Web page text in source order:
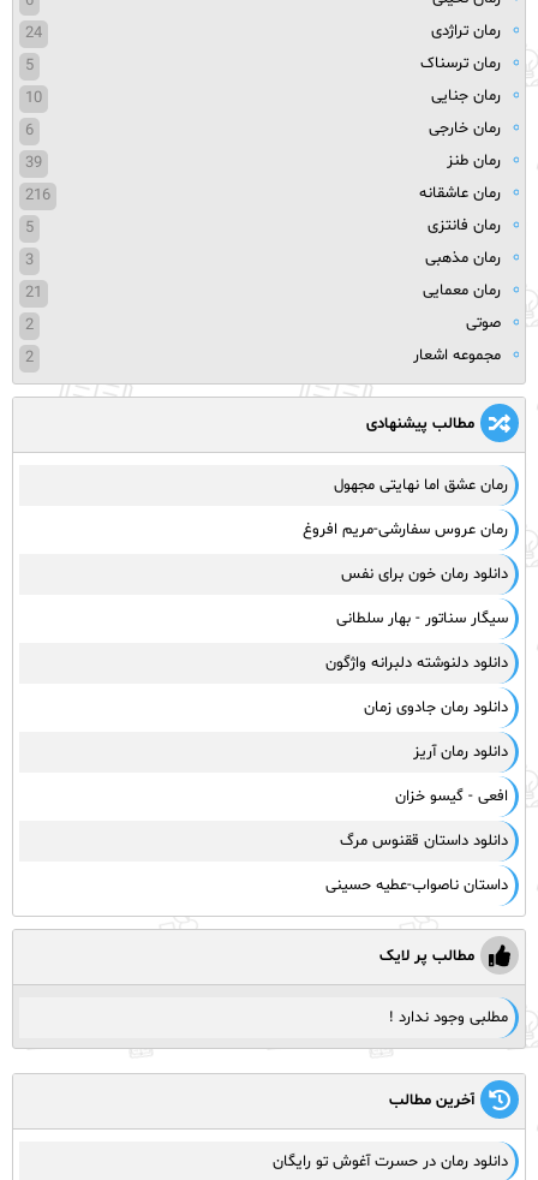
رمان تراژدی
24
رمان ترسناک
5
رمان جنایی
10
رمان خارجی
6
رمان طنز
39
رمان عاشقانه
216
رمان فانتزی
5
رمان مذهبی
3
رمان معمایی
21
صوتی
2
مجموعه اشعار
2
مطالب پیشنهادی
رمان عشق اما نهایتی مجهول
رمان عروس سفارشی-مریم افروغ
دانلود رمان خون برای نفس
سیگار سناتور - بهار سلطانی
دانلود دلنوشته دلبرانه واژگون
دانلود رمان جادوی زمان
دانلود رمان آریز
افعی - گیسو خزان
دانلود داستان ققنوس مرگ
داستان ناصواب-عطیه حسینی
مطالب پر لایک
مطلبی وجود ندارد !
آخرین مطالب
دانلود رمان در حسرت آغوش تو رایگان